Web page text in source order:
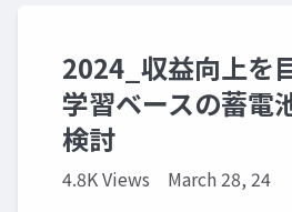
2024_収益向上を
学習ベースの蓄電
検討
4.8K Views March 28, 24